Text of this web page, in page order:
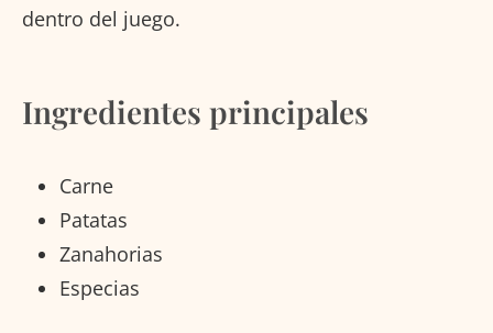
dentro del juego.
Ingredientes principales
Carne
Patatas
Zanahorias
Especias